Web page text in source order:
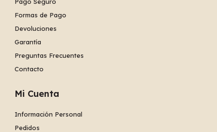
Formas de Pago
Devoluciones
Garantía
Preguntas Frecuentes
Contacto
Mi Cuenta
Información Personal
Pedidos